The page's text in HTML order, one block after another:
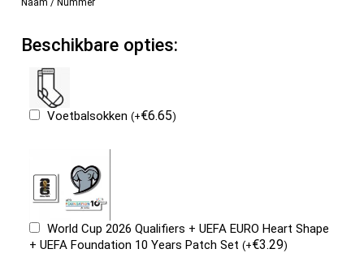
Beschikbare opties:
Voetbalsokken(+€6.65)
World Cup 2026 Qualifiers + UEFA EURO Heart Shape
+ UEFA Foundation 10 Years Patch Set(+€3.29)